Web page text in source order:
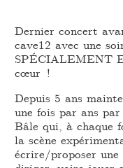
Dernier concert
cave12 avec une
SPÉCIALEMENT
cœur !
Depuis 5 ans
une fois par ans
Bâle qui, à chaque
la scène
écrire/proposer une